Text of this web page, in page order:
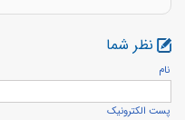
نظر شما
نام
پست الكترونيک